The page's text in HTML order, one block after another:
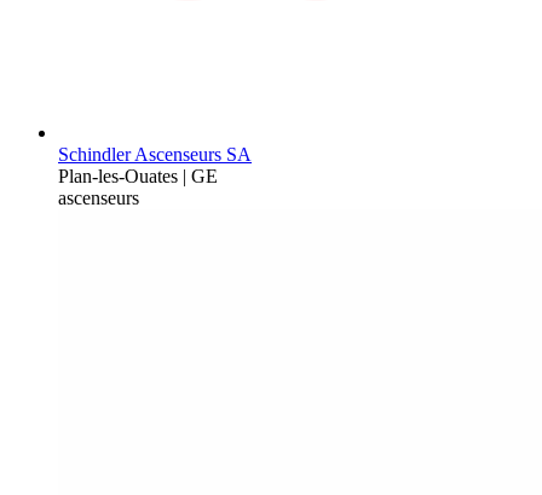
Schindler Ascenseurs SA
Plan-les-Ouates | GE
ascenseurs